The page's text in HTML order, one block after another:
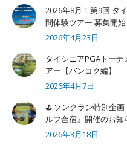
2026年8月！第9回 タ
間体験ツアー 募集開始
2026年4月23日
タイシニアPGAトー
アー【バンコク編】
2026年4月7日
⛳ ソンクラン特別企
ルフ合宿』開催のお知
2026年3月18日